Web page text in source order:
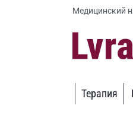
Медицинский
Терапия